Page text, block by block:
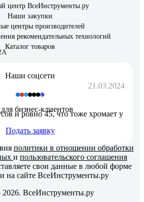
21.03.2024
и ровно 45, что тоже хромает у
центр ВсеИнструменты.ру
Наши закупки
центры производителей
рекомендательных технологий
Каталог товаров
Наши соцсети
бизнес-клиентов
Подать заявку
политики в отношении обработки
и пользовательского соглашения
свои данные в любой форме
на сайте ВсеИнструменты.ру
ВсеИнструменты.ру